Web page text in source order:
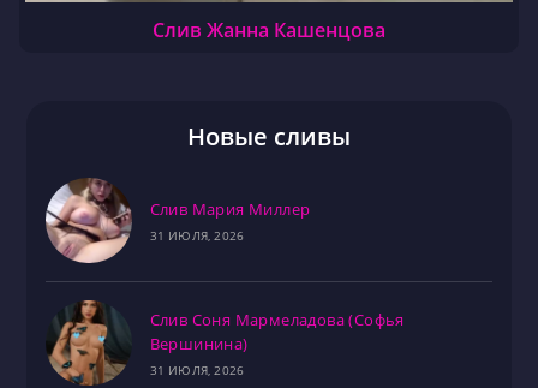
Слив Жанна Кашенцова
Новые сливы
Слив Мария Миллер
31 ИЮЛЯ, 2026
Слив Соня Мармеладова (Софья
Вершинина)
31 ИЮЛЯ, 2026